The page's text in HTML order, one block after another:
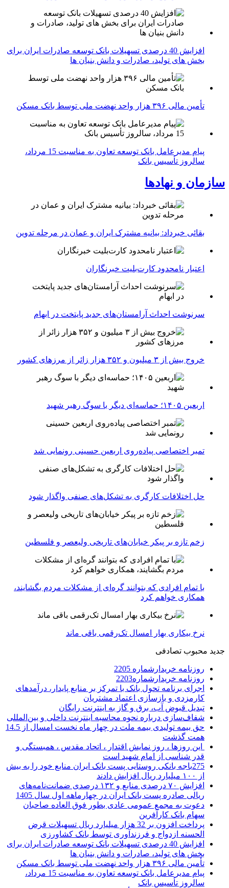
افزایش 40 درصدی تسهیلات بانک توسعه صادرات ایران برای
بخش های تولید، صادرات و دانش بنیان ها
تأمین مالی ۳۹۶ هزار واحد نهضت ملی توسط بانک مسکن
پیام مدیرعامل بانک توسعه تعاون به مناسبت 15 مرداد،
سالروز تأسیس بانک
سازمان و نهادها
بقائی خبرداد: بیانیه مشترک ایران و عمان در مرحله تدوین
اعتبار نامحدود کارت‌بلیت خبرنگاران
سرنوشت احداث آرامستان‌های جدید پایتخت در ابهام
خروج بیش از ۳ میلیون و ۳۵۲ هزار زائر از مرزهای کشور
اربعین ۱۴۰۵؛ حماسه‌ای دیگر با سوگ رهبر شهید
تمبر اختصاصی پیاده‌روی اربعین حسینی رونمایی شد
حل اختلافات کارگری به تشکل‌های صنفی واگذار شود
زخم تازه بر پیکر خیابان‌های تاریخی ولیعصر و فلسطین
با تمام افرادی که بتوانند گره‌ای از مشکلات مردم بگشایند،
همکاری خواهم کرد
نرخ بیکاری بهار امسال تک‌رقمی باقی ماند
جدید محبوب تصادفی
روزنامه خریدارشماره 2205
روزنامه خریدارشماره2203
اجرای برنامه تحول بانک با تمرکز بر منابع پایدار، درآمدهای
کارمزدی و بازسازی اعتماد مشتریان
تبدیل قبوض آب، برق و گاز به اینترنت رایگان
شفاف‌سازی درباره نحوه محاسبه اینترنت داخلی و بین‌المللی
حق بیمه تولیدی بیمه ملت در چهار ماه نخست امسال از 14.5
همت گذشت
این روزها ، روز نمایش اقتدار ، اتحاد مقدس ، همبستگی و
قدر شناسی از امام شهید است
275باجه بانکی روستایی پست بانک ایران منابع خود را به بیش
از ۱۰۰ میلیارد ریال افزایش دادند
افزایش ۷۰ درصدی منابع و ۱۳۲ درصدی ضمانت‌نامه‌های
ریالی صادره پست بانک ایران در چهارماهه اول سال 1405
دعوت به مجمع عمومی عادی بطور فوق العاده صاحبان
سهام بانک کارآفرین
پرداخت افزون بر 32 هزار میلیارد ریال تسهیلات قرض
الحسنه ازدواج و فرزندآوری توسط بانک کشاورزی
افزایش 40 درصدی تسهیلات بانک توسعه صادرات ایران برای
بخش های تولید، صادرات و دانش بنیان ها
تأمین مالی ۳۹۶ هزار واحد نهضت ملی توسط بانک مسکن
پیام مدیرعامل بانک توسعه تعاون به مناسبت 15 مرداد،
سالروز تأسیس بانک